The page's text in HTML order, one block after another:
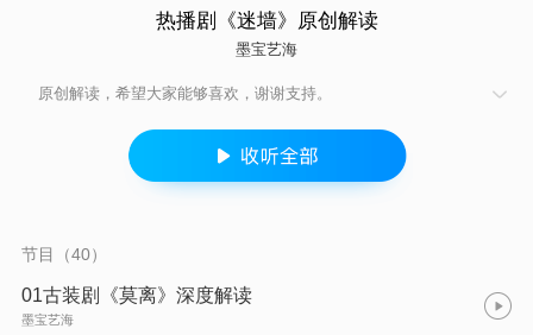
热播剧《迷墙》原创解读
墨宝艺海
原创解读，希望大家能够喜欢，谢谢支持。
节目（40）
01古装剧《莫离》深度解读
墨宝艺海